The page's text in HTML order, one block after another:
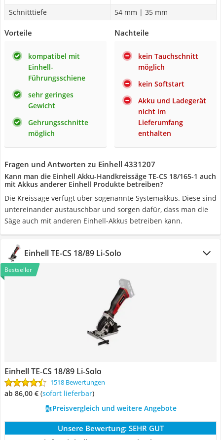
Schnitttiefe
54 mm | 35 mm
Vorteile
kompatibel mit
Einhell-
Führungsschiene
sehr geringes
Gewicht
Gehrungsschnitte
möglich
Nachteile
kein Tauchschnitt
möglich
kein Softstart
Akku und Ladegerät
nicht im
Lieferumfang
enthalten
Fragen und Antworten zu Einhell 4331207
Kann man die Einhell Akku-Handkreissäge TE-CS 18/165-1 auch
mit Akkus anderer Einhell Produkte betreiben?
Die Kreissäge verfügt über sogenannte Systemakkus. Diese sind
untereinander austauschbar und sorgen dafür, dass man die
Säge auch mit anderen Einhell-Akkus betreiben kann.
Einhell TE-CS 18/89 Li-Solo
Bestseller
Einhell TE-CS 18/89 Li-Solo
1518 Bewertungen
ab 86,00 € ( Sofort lieferbar)
Preisvergleich und weitere Angebote
Unsere Bewertung: SEHR GUT